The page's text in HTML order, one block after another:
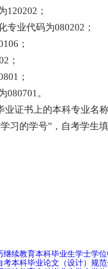
120202；
专业代码为080202；
；
；
；
080701。
业证书上的本科专业名
习的学号”，自考学生
续教育本科毕业生学士学
本科毕业论文（设计）规范